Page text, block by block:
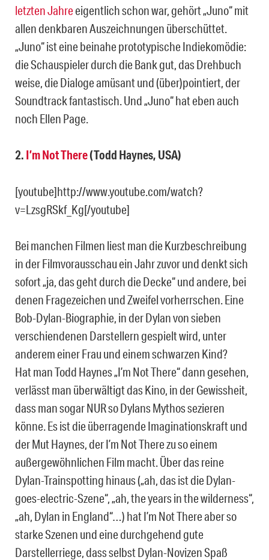
letzten Jahreeigentlich schon war, gehört „Juno“ mit
allen denkbaren Auszeichnungen überschüttet.
„Juno“ ist eine beinahe prototypische Indiekomödie:
die Schauspieler durch die Bank gut, das Drehbuch
weise, die Dialoge amüsant und (über)pointiert, der
Soundtrack fantastisch. Und „Juno“ hat eben auch
noch Ellen Page.
2. I’m Not There(Todd Haynes, USA)
[youtube]http://www.youtube.com/watch?
v=LzsgRSkf_Kg[/youtube]
Bei manchen Filmen liest man die Kurzbeschreibung
in der Filmvorausschau ein Jahr zuvor und denkt sich
sofort „ja, das geht durch die Decke“ und andere, bei
denen Fragezeichen und Zweifel vorherrschen. Eine
Bob-Dylan-Biographie, in der Dylan von sieben
verschiendenen Darstellern gespielt wird, unter
anderem einer Frau und einem schwarzen Kind?
Hat man Todd Haynes „I’m Not There“ dann gesehen,
verlässt man überwältigt das Kino, in der Gewissheit,
dass man sogar NUR so Dylans Mythos sezieren
könne. Es ist die überragende Imaginationskraft und
der Mut Haynes, der I’m Not There zu so einem
außergewöhnlichen Film macht. Über das reine
Dylan-Trainspotting hinaus („ah, das ist die Dylan-
goes-electric-Szene“, „ah, the years in the wilderness“,
„ah, Dylan in England“…) hat I’m Not There aber so
starke Szenen und eine durchgehend gute
Darstellerriege, dass selbst Dylan-Novizen Spaß